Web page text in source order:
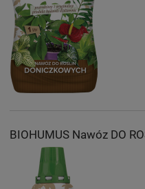
BIOHUMUS Nawóz DO